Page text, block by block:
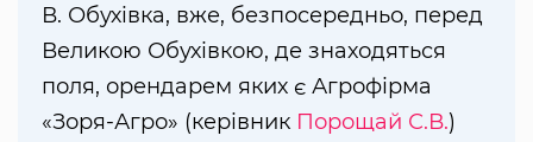
В. Обухівка, вже, безпосередньо, перед
Великою Обухівкою, де знаходяться
поля, орендарем яких є Агрофірма
«Зоря-Агро» (керівник Порощай С.В.)